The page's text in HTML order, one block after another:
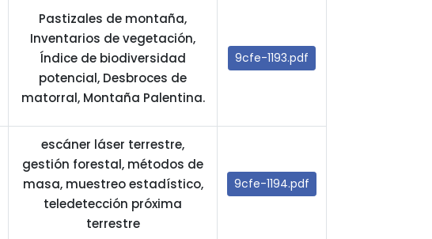
Pastizales de montaña,
Inventarios de vegetación,
Índice de biodiversidad
potencial, Desbroces de
matorral, Montaña Palentina.
9cfe-1193.pdf
escáner láser terrestre,
gestión forestal, métodos de
masa, muestreo estadístico,
teledetección próxima
terrestre
9cfe-1194.pdf